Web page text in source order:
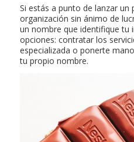
Si estás a punto de lanzar
organización sin ánimo de
un nombre que identifique tu
opciones: contratar los
especializada o ponerte
tu propio nombre.